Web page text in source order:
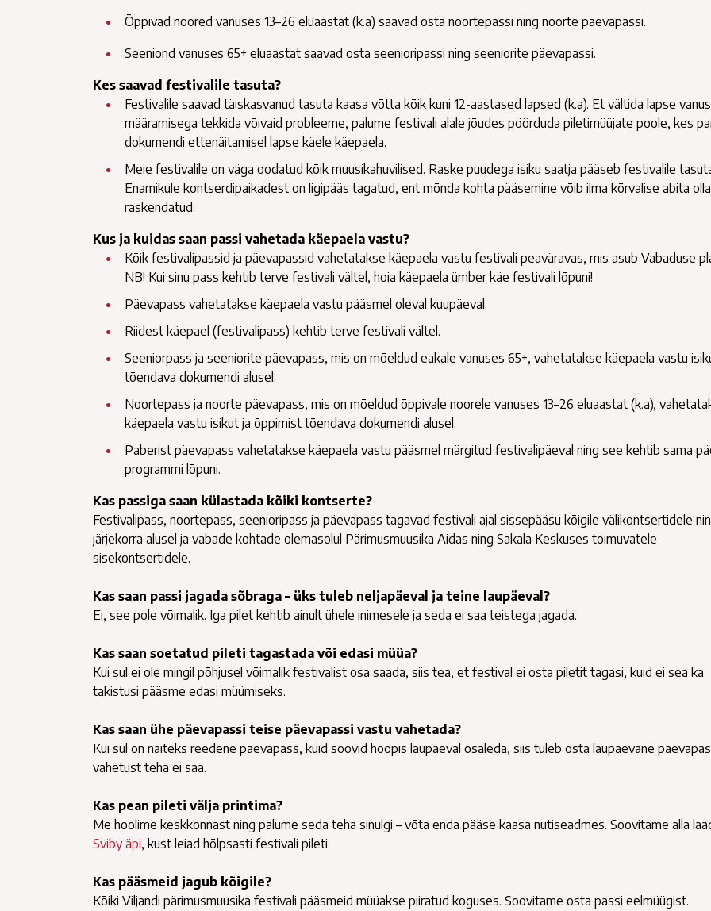
Õppivad noored vanuses 13–26 eluaastat (k.a) saavad osta noortepassi ning noorte päevapassi.
Seeniorid vanuses 65+ eluaastat saavad osta seenioripassi ning seeniorite päevapassi.
Kes saavad festivalile tasuta?
Festivalile saavad täiskasvanud tasuta kaasa võtta kõik kuni 12-aastased lapsed (k.a). Et vältida lapse
määramisega tekkida võivaid probleeme, palume festivali alale jõudes pöörduda piletimüüjate poole, kes
dokumendi ettenäitamisel lapse käele käepaela.
Meie festivalile on väga oodatud kõik muusikahuvilised. Raske puudega isiku saatja pääseb festivalile
Enamikule kontserdipaikadest on ligipääs tagatud, ent mõnda kohta pääsemine võib ilma kõrvalise abita olla
raskendatud.
Kus ja kuidas saan passi vahetada käepaela vastu?
Kõik festivalipassid ja päevapassid vahetatakse käepaela vastu festivali peaväravas, mis asub Vabaduse
NB! Kui sinu pass kehtib terve festivali vältel, hoia käepaela ümber käe festivali lõpuni!
Päevapass vahetatakse käepaela vastu pääsmel oleval kuupäeval.
Riidest käepael (festivalipass) kehtib terve festivali vältel.
Seeniorpass ja seeniorite päevapass, mis on mõeldud eakale vanuses 65+, vahetatakse käepaela vastu
tõendava dokumendi alusel.
Noortepass ja noorte päevapass, mis on mõeldud õppivale noorele vanuses 13–26 eluaastat (k.a),
käepaela vastu isikut ja õppimist tõendava dokumendi alusel.
Paberist päevapass vahetatakse käepaela vastu pääsmel märgitud festivalipäeval ning see kehtib sama
programmi lõpuni.
Kas passiga saan külastada kõiki kontserte?
Festivalipass, noortepass, seenioripass ja päevapass tagavad festivali ajal sissepääsu kõigile välikontsertidele
järjekorra alusel ja vabade kohtade olemasolul Pärimusmuusika Aidas ning Sakala Keskuses toimuvatele
sisekontsertidele.
Kas saan passi jagada sõbraga – üks tuleb neljapäeval ja teine laupäeval?
Ei, see pole võimalik. Iga pilet kehtib ainult ühele inimesele ja seda ei saa teistega jagada.
Kas saan soetatud pileti tagastada või edasi müüa?
Kui sul ei ole mingil põhjusel võimalik festivalist osa saada, siis tea, et festival ei osta piletit tagasi, kuid ei sea ka
takistusi pääsme edasi müümiseks.
Kas saan ühe päevapassi teise päevapassi vastu vahetada?
Kui sul on näiteks reedene päevapass, kuid soovid hoopis laupäeval osaleda, siis tuleb osta laupäevane
vahetust teha ei saa.
Kas pean pileti välja printima?
Me hoolime keskkonnast ning palume seda teha sinulgi – võta enda pääse kaasa nutiseadmes. Soovitame alla
Sviby äpi, kust leiad hõlpsasti festivali pileti.
Kas pääsmeid jagub kõigile?
Kõiki Viljandi pärimusmuusika festivali pääsmeid müüakse piiratud koguses. Soovitame osta passi eelmüügist.